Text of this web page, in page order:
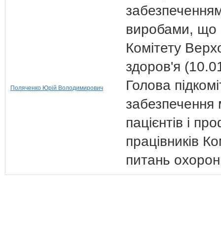
виробами, що
Комітету
здоров'я
Поляченко Юрій Володимирович
Голова
забезпечення
пацієнтів і
працівників
питань